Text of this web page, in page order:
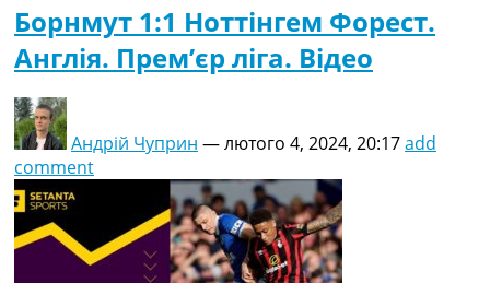
Борнмут 1:1 Ноттінгем Форест.
Англія. Прем’єр ліга. Відео
Андрій Чуприн —лютого 4, 2024, 20:17add
comment